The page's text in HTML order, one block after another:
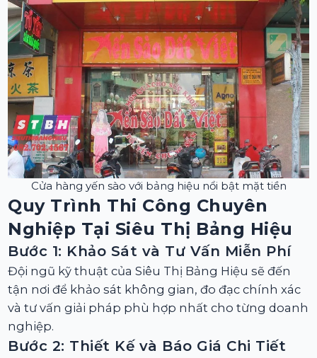
Cửa hàng yến sào với bảng hiệu nổi bật mặt tiền
Quy Trình Thi Công Chuyên
Nghiệp Tại Siêu Thị Bảng Hiệu
Bước 1: Khảo Sát và Tư Vấn Miễn Phí
Đội ngũ kỹ thuật của Siêu Thị Bảng Hiệu sẽ đến
tận nơi để khảo sát không gian, đo đạc chính xác
và tư vấn giải pháp phù hợp nhất cho từng doanh
nghiệp.
Bước 2: Thiết Kế và Báo Giá Chi Tiết